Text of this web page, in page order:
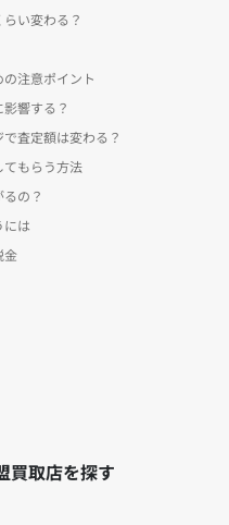
い変わる？
注意ポイント
響する？
査定額は変わる？
もらう方法
の？
には
金
買取店を探す